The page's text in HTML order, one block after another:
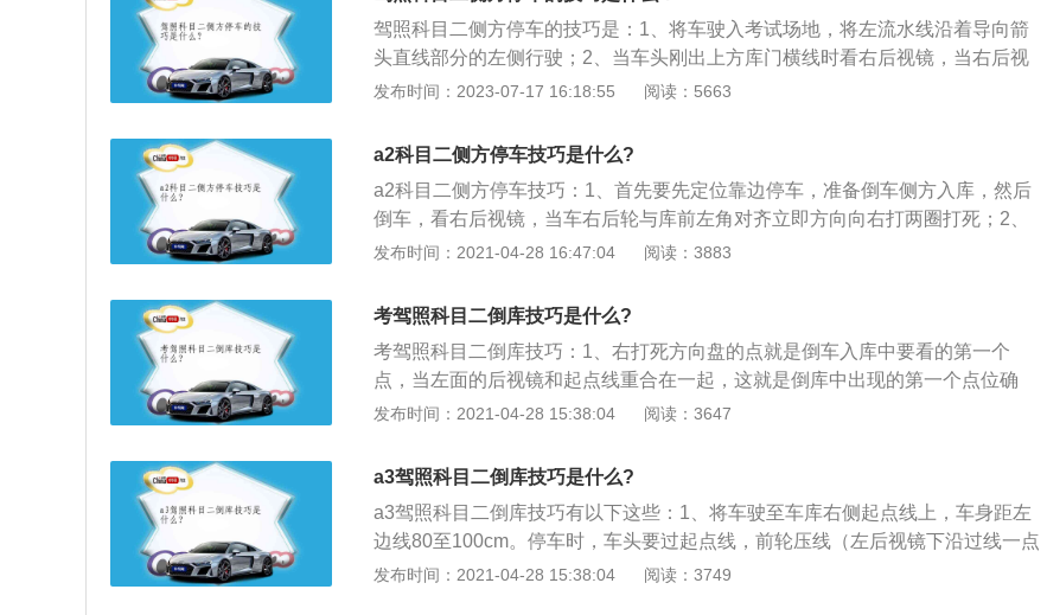
车。注意事项：坐姿要端正，这对于判断各个点位的准确性有着很关键的作用；
驶入停车区域，尽可能靠道路右边停车，但不可压到黄色的右边缘线，以免倒车
太靠后而压线。科目二满分为100分，设定不合格、减20分、减10分、减5分的项
目评判标准。符合下列规定的，考试合格：①报考大型客车、牵引车、城市公交
达到80分的。
驾照科目二侧方停车的技巧是：1、将车驶入考试场地，将左流水线沿着导向箭
头直线部分的左侧行驶；2、当车头刚出上方库门横线时看右后视镜，当右后视
镜中出现库角时停车；3、挂倒挡，当库角在后视镜刚消失时向右打死；4、当左
流水线距离库边线10公分时停车；6、挂一挡，打左转向灯将车开出，当左流水
线触碰左边线时回正方向；7、当左边线到车头中间时向右打一圈，车正回正方
向，驶出场地。
发布时间：2023-07-17 16:18:55 阅读：5663
a2科目二侧方停车技巧是什么?
a2科目二侧方停车技巧：1、首先要先定位靠边停车，准备倒车侧方入库，然后
倒车，看右后视镜，当车右后轮与库前左角对齐立即方向向右打两圈打死；2、
然后注视左后视镜，当刚能看到库位右后角时立即回两圈方向，使车轮回正，然
后观察右后视镜，车轮廓与边线平行也就所停正了，就可以停车了；
发布时间：2021-04-28 16:47:04 阅读：3883
考驾照科目二倒库技巧是什么?
考驾照科目二倒库技巧：1、右打死方向盘的点就是倒车入库中要看的第一个
点，当左面的后视镜和起点线重合在一起，这就是倒库中出现的第一个点位确
定，在通过右后视镜也是可以找到点位的，但是要想寻找到第一个点位也是需要
和车库的边角线即将重合时，此时便是倒车中出现的第二个点位，最好的方法就
是和边角线保持三十厘米的距离，方向盘往右面打死的时候都会出现压线，导致
出现车轮压倒右面车库的角等情况；3、右入库即将完成准备停车时就会出现第
三个点，此时可以看左后视镜以及车库的变现，等到左后视镜的下沿正好和车库
边线重合在一起，这时就可以选择踩离合器和刹车；4、车完成倒库时会出现第
发布时间：2021-04-28 15:38:04 阅读：3647
a3驾照科目二倒库技巧是什么?
a3驾照科目二倒库技巧有以下这些：1、将车驶至车库右侧起点线上，车身距左
边线80至100cm。停车时，车头要过起点线，前轮压线（左后视镜下沿过线一点
就是前轮压线了），踩离合踩刹车停车。（车内语音提示：下一考试项目倒车入
发布时间：2021-04-28 15:38:04 阅读：3749